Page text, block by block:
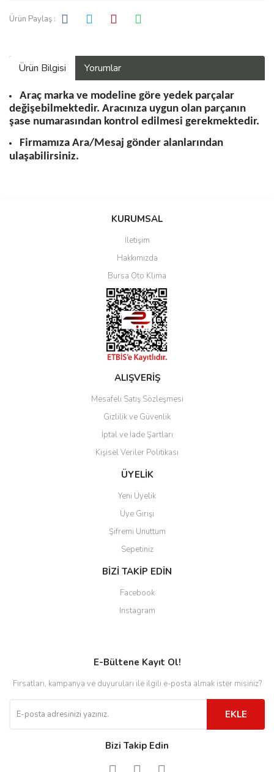
Ürün Paylaş :
Ürün Bilgisi Yorumlar
Araç marka ve modeline göre yedek parçalar
değişebilmektedir. Aracınıza uygun olan parçanın
şase numarasından kontrol edilmesi gerekmektedir.
Firmamıza Ara/Mesaj gönder alanlarından
ulaşabilirsiniz.
Bu ürüne ilk yorumu siz yapın!
Yorum Yaz
KURUMSAL
İletişim
Hakkımızda
Bursa Oto Klima
ALIŞVERİŞ
Mesafeli Satış Sözleşmesi
Gizlilik ve Güvenlik
İptal ve İade Şartları
Kişisel Veriler Politikası
ÜYELİK
Yeni Üyelik
Üye Girişi
Şifremi Unuttum
Sepetiniz
BİZİ TAKİP EDİN
Facebook
Instagram
E-Bültene Kayıt Ol!
Fırsatları, kampanya ve duyuruları ile ilgili e-posta almak ister misiniz?
EKLE
Bizi Takip Edin